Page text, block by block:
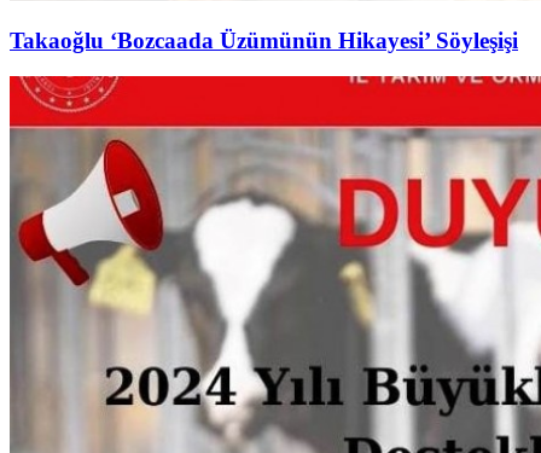
Takaoğlu ‘Bozcaada Üzümünün Hikayesi’ Söyleşişi